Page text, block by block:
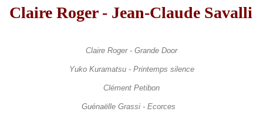
Claire Roger - Jean-Claude Savalli
Claire Roger - Grande Door
Yuko Kuramatsu - Printemps silence
Clément Petibon
Guénaëlle Grassi - Ecorces